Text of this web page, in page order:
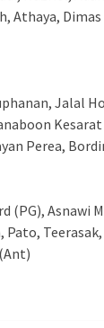
Athaya, Dimas
Jalal
Perea,
(PG), Asnawi